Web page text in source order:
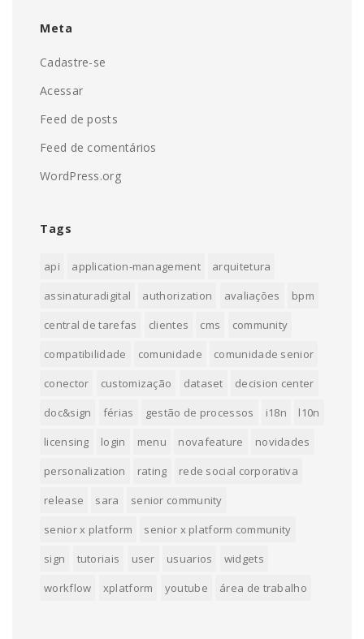
Meta
Cadastre-se
Acessar
Feed de posts
Feed de comentários
WordPress.org
Tags
api application-management
arquitetura
assinaturadigital
authorization avaliações
bpm
central de tarefas
clientes cms
community
compatibilidade
comunidade
comunidade senior
conector
customização dataset
decision center
doc&sign
férias gestão de processos i18n
l10n
licensing
login menu novafeature
novidades
personalization
rating
rede social corporativa
release
sara
senior community
senior x platform
senior x platform community
sign
tutoriais user usuarios
widgets
workflow
xplatform youtube área de trabalho